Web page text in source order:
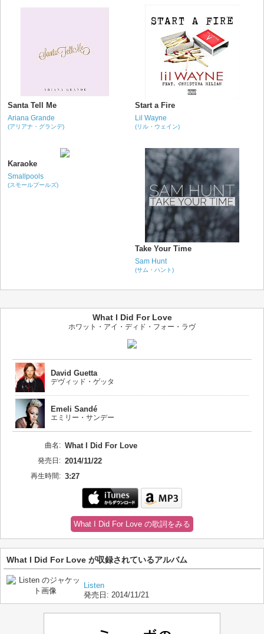
Santa Tell Me
Ariana Grande
(アリアナ・グランデ)
Start a Fire
Lil Wayne
(リル・ウェイン)
Karaoke
Smallpools
(スモールプールズ)
Take Your Time
Sam Hunt
(サム・ハント)
What I Did For Love
ホワット・アイ・ディド・フォー・ラヴ
David Guetta
デヴィッド・ゲッタ
Emeli Sandé
エミリー・サンデー
曲名: What I Did For Love
発売日: 2014/11/22
再生時間: 3:27
What I Did For Love の歌詞をみる
What I Did For Love が収録されているアルバム
Listen
発売日: 2014/11/21